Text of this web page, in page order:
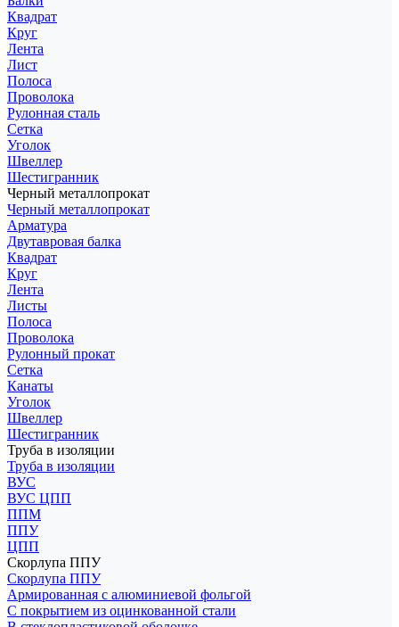
Квадрат
Круг
Лента
Лист
Полоса
Проволока
Рулонная сталь
Сетка
Уголок
Швеллер
Шестигранник
Черный металлопрокат
Черный металлопрокат
Арматура
Двутавровая балка
Квадрат
Круг
Лента
Листы
Полоса
Проволока
Рулонный прокат
Сетка
Канаты
Уголок
Швеллер
Шестигранник
Труба в изоляции
Труба в изоляции
ВУС
ВУС ЦПП
ППМ
ППУ
ЦПП
Скорлупа ППУ
Скорлупа ППУ
Армированная с алюминиевой фольгой
С покрытием из оцинкованной стали